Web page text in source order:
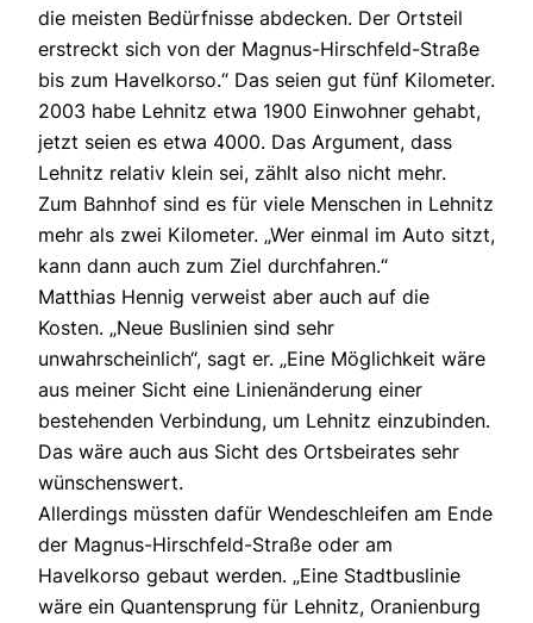
die meisten Bedürfnisse abdecken. Der Ortsteil
erstreckt sich von der Magnus-Hirschfeld-Straße
bis zum Havelkorso.“ Das seien gut fünf Kilometer.
2003 habe Lehnitz etwa 1900 Einwohner gehabt,
jetzt seien es etwa 4000. Das Argument, dass
Lehnitz relativ klein sei, zählt also nicht mehr.
Zum Bahnhof sind es für viele Menschen in Lehnitz
mehr als zwei Kilometer. „Wer einmal im Auto sitzt,
kann dann auch zum Ziel durchfahren.“
Matthias Hennig verweist aber auch auf die
Kosten. „Neue Buslinien sind sehr
unwahrscheinlich“, sagt er. „Eine Möglichkeit wäre
aus meiner Sicht eine Linienänderung einer
bestehenden Verbindung, um Lehnitz einzubinden.
Das wäre auch aus Sicht des Ortsbeirates sehr
wünschenswert.
Allerdings müssten dafür Wendeschleifen am Ende
der Magnus-Hirschfeld-Straße oder am
Havelkorso gebaut werden. „Eine Stadtbuslinie
wäre ein Quantensprung für Lehnitz, Oranienburg